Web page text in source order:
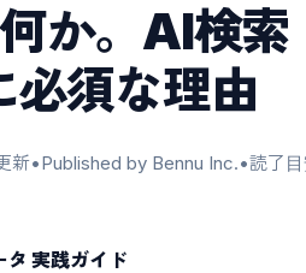
か。AI検索
必須な理由
新•Published by Bennu Inc.•読了
実践ガイド